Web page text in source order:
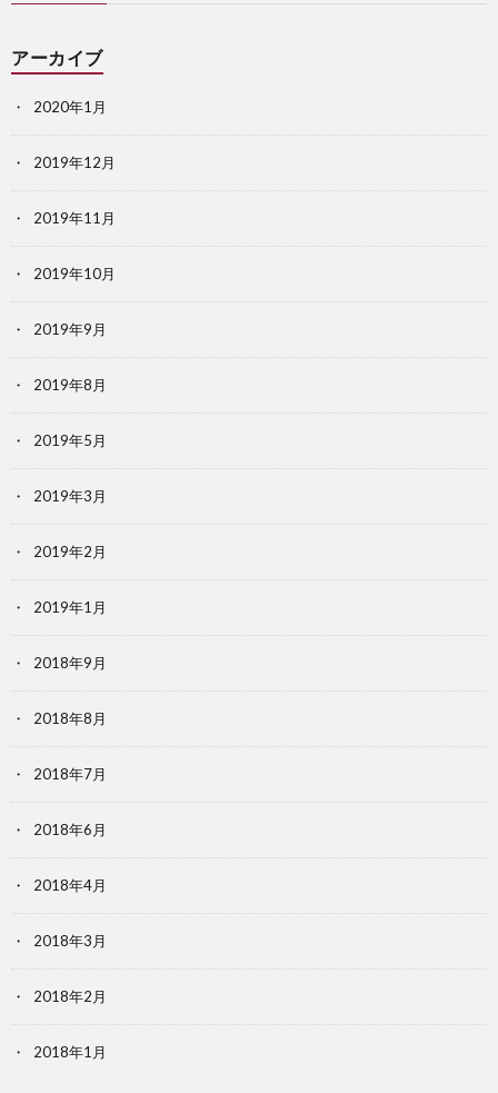
アーカイブ
2020年1月
2019年12月
2019年11月
2019年10月
2019年9月
2019年8月
2019年5月
2019年3月
2019年2月
2019年1月
2018年9月
2018年8月
2018年7月
2018年6月
2018年4月
2018年3月
2018年2月
2018年1月